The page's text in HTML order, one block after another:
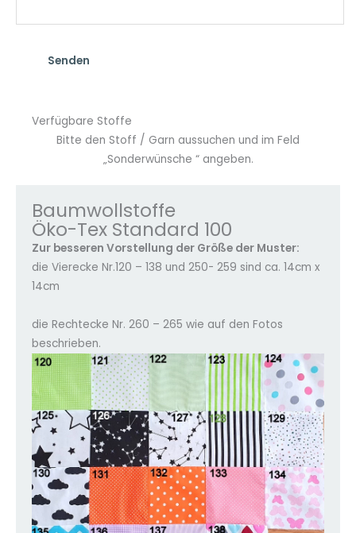
Verfügbare Stoffe
Bitte den Stoff / Garn aussuchen und im Feld
„Sonderwünsche “ angeben.
Baumwollstoffe
Öko-Tex Standard 100
Zur besseren Vorstellung der Größe der Muster:
die Vierecke Nr.120 – 138 und 250- 259 sind ca. 14cm x
14cm
die Rechtecke Nr. 260 – 265 wie auf den Fotos
beschrieben.